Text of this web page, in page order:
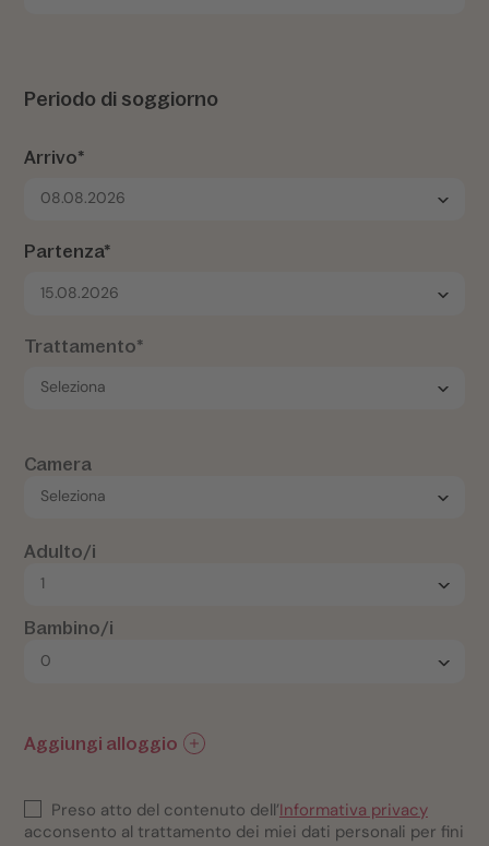
Periodo di soggiorno
Arrivo*
08.08.2026
Partenza*
15.08.2026
Trattamento*
Camera
Adulto/i
Bambino/i
Aggiungi alloggio
Preso atto del contenuto dell’Informativa privacy
acconsento al trattamento dei miei dati personali per fini